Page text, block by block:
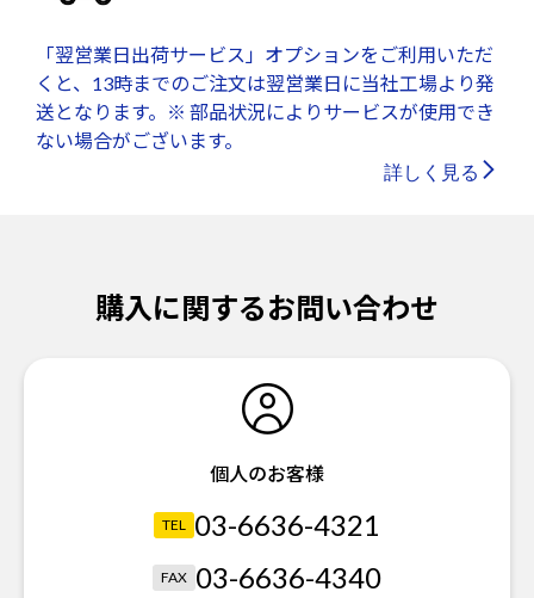
「翌営業日出荷サービス」オプションをご利用いただ
くと、13時までのご注文は翌営業日に当社工場より発
送となります。※ 部品状況によりサービスが使用でき
ない場合がございます。
詳しく見る
購入に関するお問い合わせ
個人のお客様
TEL 03-6636-4321
FAX 03-6636-4340